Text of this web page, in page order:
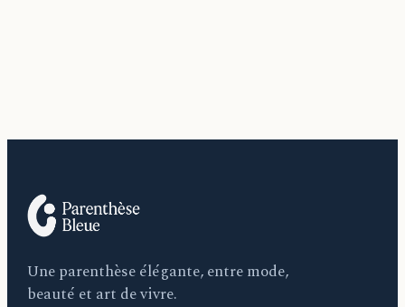
Une parenthèse élégante, entre mode,
beauté et art de vivre.